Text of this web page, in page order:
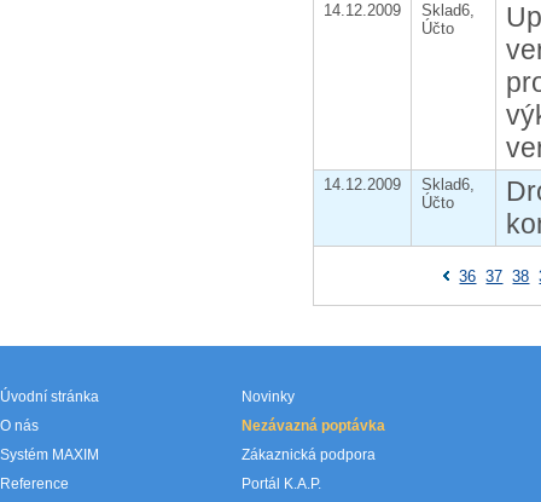
14.12.2009
Sklad6,
Účto
14.12.2009
Sklad6,
Účto
36 37 38
Úvodní stránka
O nás
Systém MAXIM
Reference
Novinky
Nezávazná poptávka
Zákaznická podpora
Portál K.A.P.